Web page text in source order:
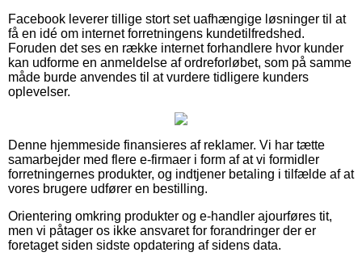
Facebook leverer tillige stort set uafhængige løsninger til at
få en idé om internet forretningens kundetilfredshed.
Foruden det ses en række internet forhandlere hvor kunder
kan udforme en anmeldelse af ordreforløbet, som på samme
måde burde anvendes til at vurdere tidligere kunders
oplevelser.
Denne hjemmeside finansieres af reklamer. Vi har tætte
samarbejder med flere e-firmaer i form af at vi formidler
forretningernes produkter, og indtjener betaling i tilfælde af at
vores brugere udfører en bestilling.
Orientering omkring produkter og e-handler ajourføres tit,
men vi påtager os ikke ansvaret for forandringer der er
foretaget siden sidste opdatering af sidens data.